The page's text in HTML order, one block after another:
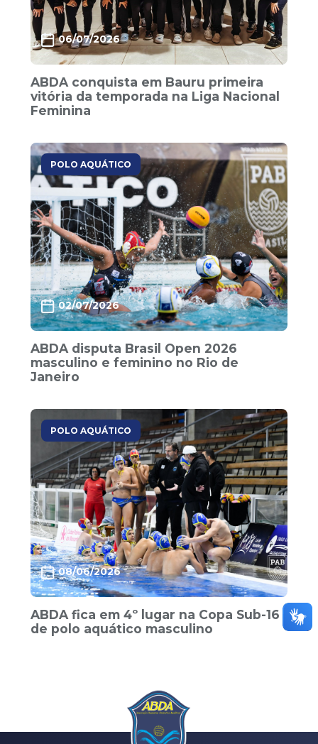
06/07/2026
ABDA conquista em Bauru primeira
vitória da temporada na Liga Nacional
Feminina
POLO AQUÁTICO
02/07/2026
ABDA disputa Brasil Open 2026
masculino e feminino no Rio de
Janeiro
POLO AQUÁTICO
08/06/2026
ABDA fica em 4º lugar na Copa Sub-16
de polo aquático masculino